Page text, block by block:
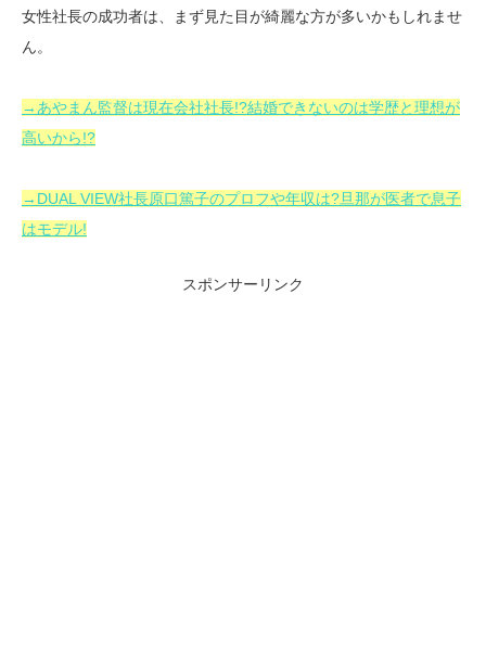
女性社長の成功者は、まず見た目が綺麗な方が多いかもしれませ
ん。
→あやまん監督は現在会社社長!?結婚できないのは学歴と理想が
高いから!?
→DUAL VIEW社長原口篤子のプロフや年収は?旦那が医者で息子
はモデル!
スポンサーリンク